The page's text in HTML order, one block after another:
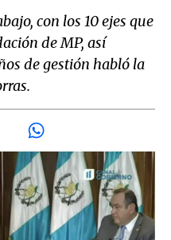
con los 10 ejes que
de MP, así
de gestión habló la